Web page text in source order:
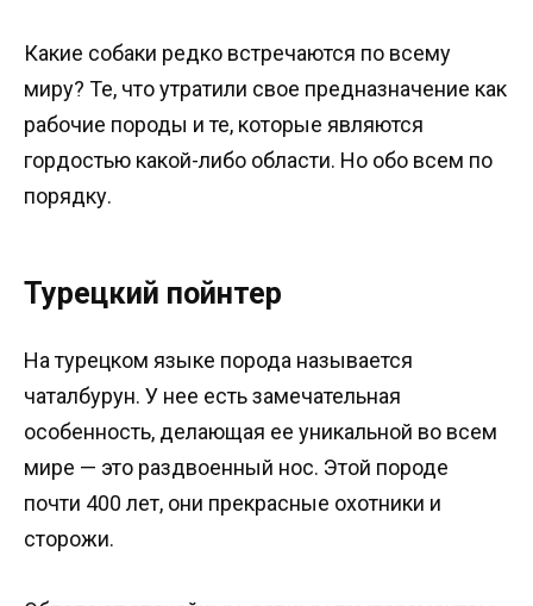
Какие собаки редко встречаются по всему
миру? Те, что утратили свое предназначение как
рабочие породы и те, которые являются
гордостью какой-либо области. Но обо всем по
порядку.
Турецкий пойнтер
На турецком языке порода называется
чаталбурун. У нее есть замечательная
особенность, делающая ее уникальной во всем
мире — это раздвоенный нос. Этой породе
почти 400 лет, они прекрасные охотники и
сторожи.